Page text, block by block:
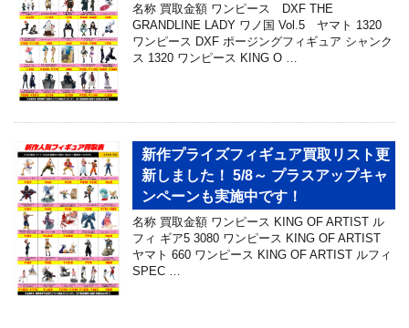
名称 買取金額 ワンピース DXF THE
GRANDLINE LADY ワノ国 Vol.5 ヤマト 1320
ワンピース DXF ポージングフィギュア シャンク
ス 1320 ワンピース KING O …
新作プライズフィギュア買取リスト更
新しました！ 5/8～ プラスアップキャ
ンペーンも実施中です！
名称 買取金額 ワンピース KING OF ARTIST ル
フィ ギア5 3080 ワンピース KING OF ARTIST
ヤマト 660 ワンピース KING OF ARTIST ルフィ
SPEC …